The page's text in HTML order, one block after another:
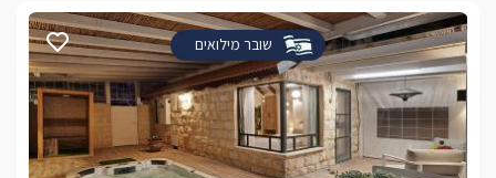
שובר מילואים